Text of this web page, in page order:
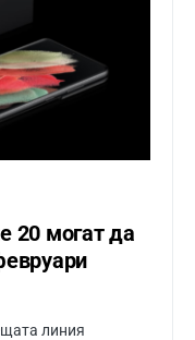
20 могат да
линия